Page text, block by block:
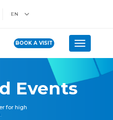
EN
BOOK A VISIT Toggle
Events
for high